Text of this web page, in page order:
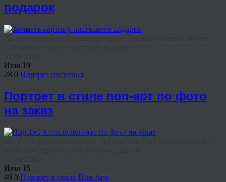
подарок
Июл 19
28 0 Портрет пастелью
Портрет в стиле поп-арт по фото
на заказ
Июл 15
49 0 Портрет в стиле Поп Арт